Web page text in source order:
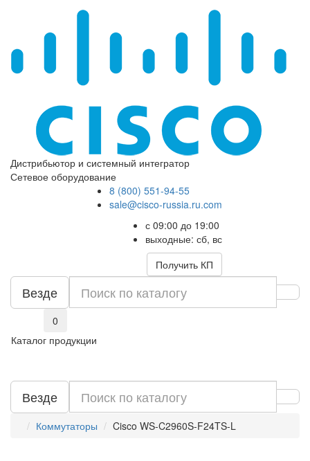
Дистрибьютор и системный интегратор
Сетевое оборудование
8 (800) 551-94-55
sale@cisco-russia.ru.com
с 09:00 до 19:00
выходные: сб, вс
Получить КП
Везде
0
Каталог продукции
Везде
Коммутаторы Cisco WS-C2960S-F24TS-L